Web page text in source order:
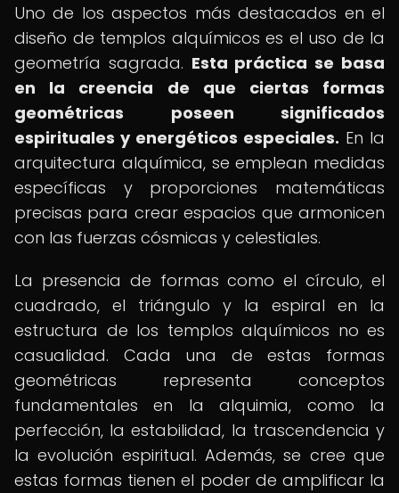
Uno de los aspectos más destacados en el
diseño de templos alquímicos es el uso de la
geometría sagrada. Esta práctica se basa
en la creencia de que ciertas formas
geométricas poseen significados
espirituales y energéticos especiales. En la
arquitectura alquímica, se emplean medidas
específicas y proporciones matemáticas
precisas para crear espacios que armonicen
con las fuerzas cósmicas y celestiales.
La presencia de formas como el círculo, el
cuadrado, el triángulo y la espiral en la
estructura de los templos alquímicos no es
casualidad. Cada una de estas formas
geométricas representa conceptos
fundamentales en la alquimia, como la
perfección, la estabilidad, la trascendencia y
la evolución espiritual. Además, se cree que
estas formas tienen el poder de amplificar la